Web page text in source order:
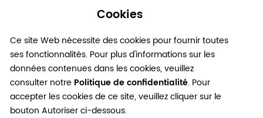
Cookies
Ce site Web nécessite des cookies pour fournir toutes
ses fonctionnalités. Pour plus d'informations sur les
données contenues dans les cookies, veuillez
consulter notre Politique de confidentialité. Pour
accepter les cookies de ce site, veuillez cliquer sur le
bouton Autoriser ci-dessous.
0